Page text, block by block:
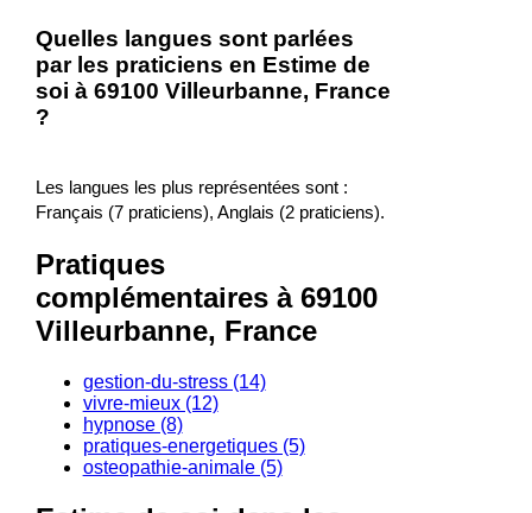
Quelles langues sont parlées
par les praticiens en Estime de
soi à 69100 Villeurbanne, France
?
Les langues les plus représentées sont :
Français (7 praticiens), Anglais (2 praticiens).
Pratiques
complémentaires à 69100
Villeurbanne, France
gestion-du-stress (14)
vivre-mieux (12)
hypnose (8)
pratiques-energetiques (5)
osteopathie-animale (5)